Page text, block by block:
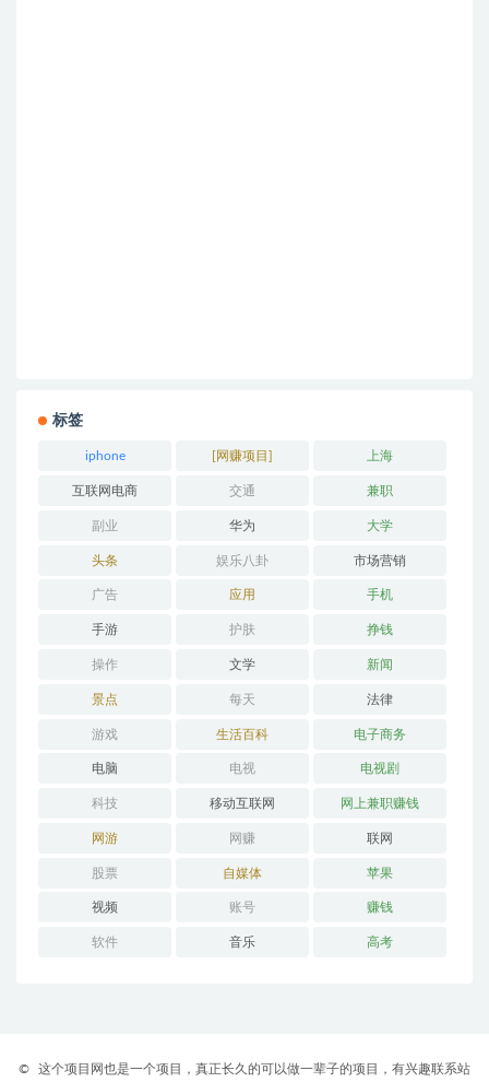
标签
iphone [网赚项目] 上海
互联网电商 交通 兼职
副业 华为 大学
头条 娱乐八卦 市场营销
广告 应用 手机
手游 护肤 挣钱
操作 文学 新闻
景点 每天 法律
游戏 生活百科 电子商务
电脑 电视 电视剧
科技 移动互联网 网上兼职赚钱
网游 网赚 联网
股票 自媒体 苹果
视频 账号 赚钱
软件 音乐 高考
© 这个项目网也是一个项目，真正长久的可以做一辈子的项目，有兴趣联系站